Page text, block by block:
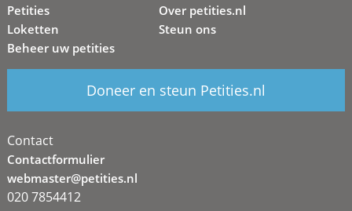
Petities
Loketten
Beheer uw petities
Over petities.nl
Steun ons
Doneer en steun Petities.nl
Contact
Contactformulier
webmaster@petities.nl
020 7854412